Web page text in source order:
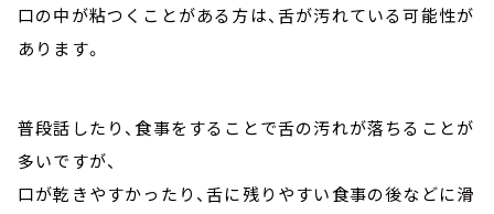
口の中が粘つくことがある方は、舌が汚れている可能性が
あります。
普段話したり、食事をすることで舌の汚れが落ちることが
多いですが、
口が乾きやすかったり、舌に残りやすい食事の後などに滑